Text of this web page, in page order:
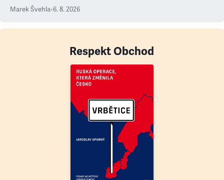
Marek Švehla•6. 8. 2026
Respekt Obchod